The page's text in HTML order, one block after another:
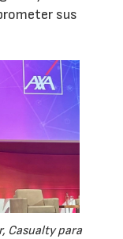
sus
Casualty para